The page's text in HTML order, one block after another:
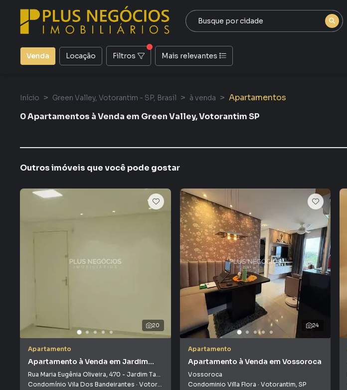
Venda Locação Filtros Mais relevantes
Início Green Valley, Votorantim - SP, Brasil à venda
Apartamentos
0 Apartamentos à Venda em Green Valley, Votorantim SP
Outros imóveis que você pode gostar
20
Apartamento
Apartamento à Venda em Jardim
Tatiana
Rua Maria Eugênia Oliveira, 470 - Jardim Tatiana
Condomínio Vila Dos Bandeirantes · Votorantim
24
Apartamento
Apartamento à Venda em Vossoroca
Vossoroca
Condominio Villa Flora · Votorantim, SP